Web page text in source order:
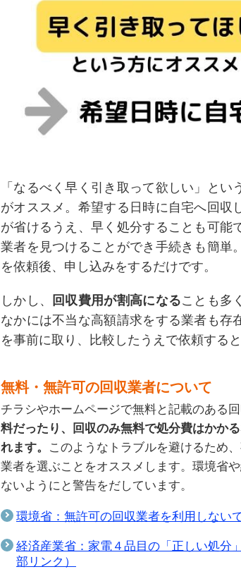
「なるべく早く引き取って欲しい」と
がオススメ。希望する日時に自宅へ回収
が省けるうえ、早く処分することも可能
業者を見つけることができ手続きも簡単
を依頼後、申し込みをするだけです。
しかし、 回収費用が割高になることも多
なかには不当な高額請求をする業者も存
を事前に取り、比較したうえで依頼する
無料・無許可の回収業者について
チラシやホームページで無料と記載のある回
料だったり、回収のみ無料で処分費はかか
れます。
このようなトラブルを避けるため
業者を選ぶことをオススメします。環境省
ないようにと警告をだしています。
環境省：無許可の回収業者を利用しない
経済産業省：家電４品目の「正しい処分
部リンク）